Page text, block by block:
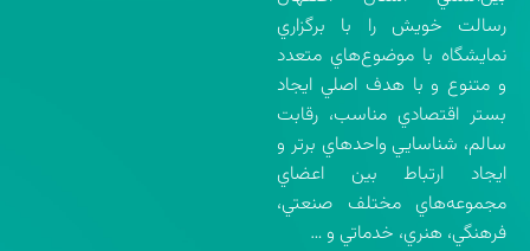
رسالت خويش را با برگزاري
نمايشگاه با موضوع‌هاي متعدد
و متنوع و با هدف اصلي ايجاد
بستر اقتصادي مناسب، رقابت
سالم، شناسايي واحدهاي برتر و
ايجاد ارتباط بين اعضاي
مجموعه‌هاي مختلف صنعتي،
فرهنگي، هنري، خدماتي و …